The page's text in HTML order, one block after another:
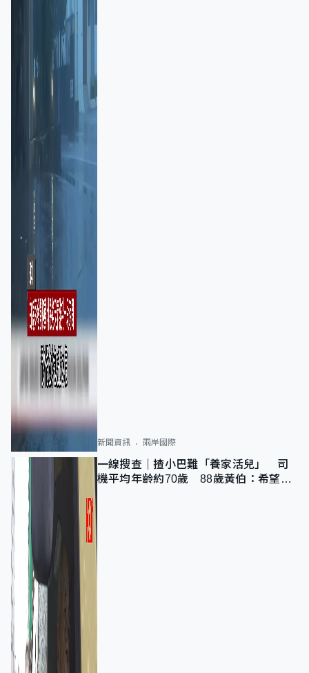
新聞資訊 兩岸國際
一線搜查｜揸小巴難「養家活兒」 司
機平均年齡約70歲 88歲黃伯：希望一